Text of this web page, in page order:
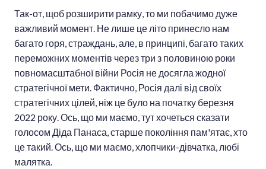
Так-от, щоб розширити рамку, то ми побачимо дуже
важливий момент. Не лише це літо принесло нам
багато горя, страждань, але, в принципі, багато таких
переможних моментів через три з половиною роки
повномасштабної війни Росія не досягла жодної
стратегічної мети. Фактично, Росія далі від своїх
стратегічних цілей, ніж це було на початку березня
2022 року. Ось, що ми маємо, тут хочеться сказати
голосом Діда Панаса, старше покоління пам'ятає, хто
це такий. Ось, що ми маємо, хлопчики-дівчатка, любі
малятка.